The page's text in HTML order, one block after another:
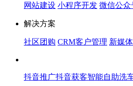
网站建设 小程序开发 微信公众
解决方案
社区团购 CRM客户管理 新媒
抖音推广抖音获客智能自助洗